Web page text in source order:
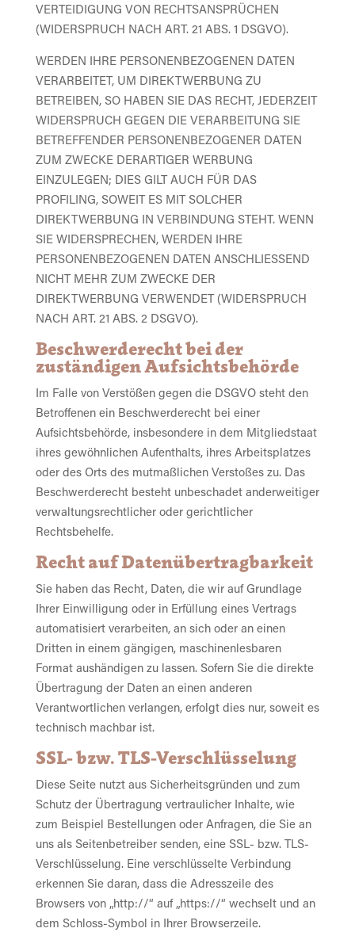
VERTEIDIGUNG VON RECHTSANSPRÜCHEN
(WIDERSPRUCH NACH ART. 21 ABS. 1 DSGVO).
WERDEN IHRE PERSONENBEZOGENEN DATEN
VERARBEITET, UM DIREKTWERBUNG ZU
BETREIBEN, SO HABEN SIE DAS RECHT, JEDERZEIT
WIDERSPRUCH GEGEN DIE VERARBEITUNG SIE
BETREFFENDER PERSONENBEZOGENER DATEN
ZUM ZWECKE DERARTIGER WERBUNG
EINZULEGEN; DIES GILT AUCH FÜR DAS
PROFILING, SOWEIT ES MIT SOLCHER
DIREKTWERBUNG IN VERBINDUNG STEHT. WENN
SIE WIDERSPRECHEN, WERDEN IHRE
PERSONENBEZOGENEN DATEN ANSCHLIESSEND
NICHT MEHR ZUM ZWECKE DER
DIREKTWERBUNG VERWENDET (WIDERSPRUCH
NACH ART. 21 ABS. 2 DSGVO).
Beschwerde­recht bei der
zuständigen Aufsichts­behörde
Im Falle von Verstößen gegen die DSGVO steht den
Betroffenen ein Beschwerderecht bei einer
Aufsichtsbehörde, insbesondere in dem Mitgliedstaat
ihres gewöhnlichen Aufenthalts, ihres Arbeitsplatzes
oder des Orts des mutmaßlichen Verstoßes zu. Das
Beschwerderecht besteht unbeschadet anderweitiger
verwaltungsrechtlicher oder gerichtlicher
Rechtsbehelfe.
Recht auf Daten­übertrag­barkeit
Sie haben das Recht, Daten, die wir auf Grundlage
Ihrer Einwilligung oder in Erfüllung eines Vertrags
automatisiert verarbeiten, an sich oder an einen
Dritten in einem gängigen, maschinenlesbaren
Format aushändigen zu lassen. Sofern Sie die direkte
Übertragung der Daten an einen anderen
Verantwortlichen verlangen, erfolgt dies nur, soweit es
technisch machbar ist.
SSL- bzw. TLS-Verschlüsselung
Diese Seite nutzt aus Sicherheitsgründen und zum
Schutz der Übertragung vertraulicher Inhalte, wie
zum Beispiel Bestellungen oder Anfragen, die Sie an
uns als Seitenbetreiber senden, eine SSL- bzw. TLS-
Verschlüsselung. Eine verschlüsselte Verbindung
erkennen Sie daran, dass die Adresszeile des
Browsers von „http://“ auf „https://“ wechselt und an
dem Schloss-Symbol in Ihrer Browserzeile.